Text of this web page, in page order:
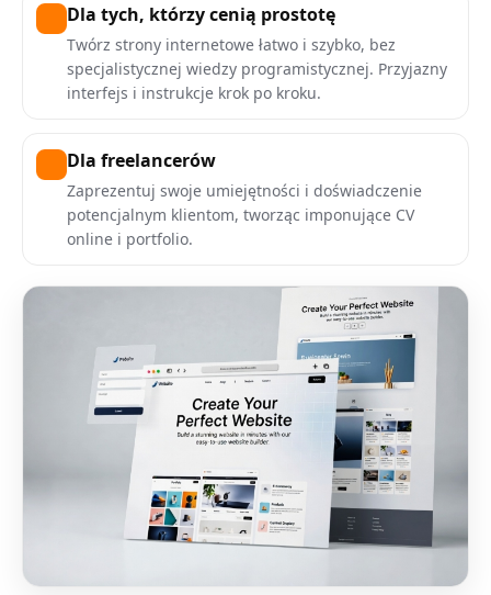
Dla tych, którzy cenią prostotę
Twórz strony internetowe łatwo i szybko, bez
specjalistycznej wiedzy programistycznej. Przyjazny
interfejs i instrukcje krok po kroku.
Dla freelancerów
Zaprezentuj swoje umiejętności i doświadczenie
potencjalnym klientom, tworząc imponujące CV
online i portfolio.